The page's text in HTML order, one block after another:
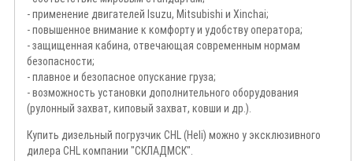
- применение двигателей Isuzu, Mitsubishi и Xinchai;
- повышенное внимание к комфорту и удобству оператора;
- защищенная кабина, отвечающая современным нормам
безопасности;
- плавное и безопасное опускание груза;
- возможность установки дополнительного оборудования
(рулонный захват, киповый захват, ковши и др.).
Купить дизельный погрузчик CHL (Heli) можно у эксклюзивного
дилера CHL компании "СКЛАДМСК".